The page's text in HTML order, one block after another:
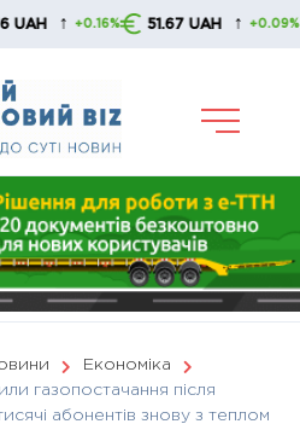
↑ +0.16% 51.67 UAH ↑ +0.09%
Економіка
газопостачання після
абонентів знову з теплом